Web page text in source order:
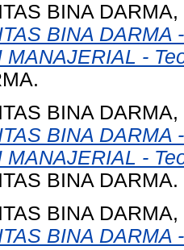
BINA
BINA DARMA
MANAJERIAL -
BINA
BINA DARMA
MANAJERIAL -
BINA DARMA.
BINA
BINA DARMA